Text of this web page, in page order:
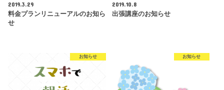
2019.3.29
料金プランリニューアルのお知ら
せ
2019.10.8
出張講座のお知らせ
お知らせ お知らせ